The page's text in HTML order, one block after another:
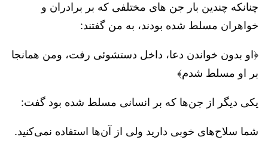
چنانکه چندین بار جن های مختلفی که بر برادران و
خواهران مسلط شده بودند، به من گفتند:
﴿او بدون خواندن دعا، داخل دستشوئی رفت، ومن همانجا
بر او مسلط شدم﴾
یکی دیگر از جن‌ها که بر انسانی مسلط شده بود گفت:
شما سلاح‌های خوبی دارید ولی از آن‌ها استفاده نمی‌کنید.